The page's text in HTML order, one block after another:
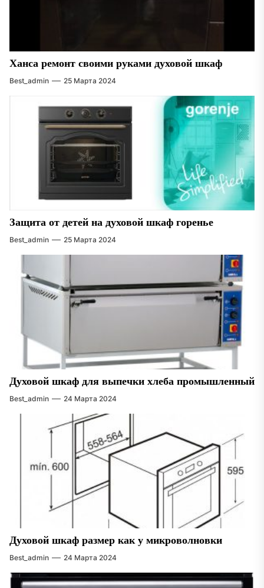
Ханса ремонт своими руками духовой шкаф
Best_admin 25 Марта 2024
Защита от детей на духовой шкаф горенье
Best_admin 25 Марта 2024
Духовой шкаф для выпечки хлеба промышленный
Best_admin 24 Марта 2024
Духовой шкаф размер как у микроволновки
Best_admin 24 Марта 2024